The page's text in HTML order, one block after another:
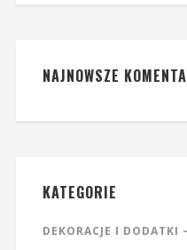
NAJNOWSZE
KATEGORIE
DEKORACJE I DODATKI